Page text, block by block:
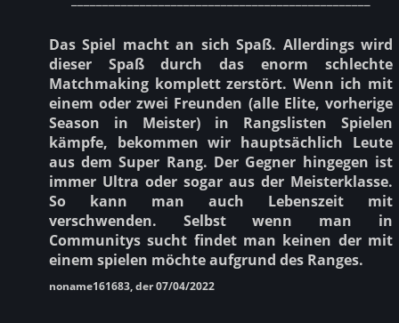
Das Spiel macht an sich Spaß. Allerdings wird
dieser Spaß durch das enorm schlechte
Matchmaking komplett zerstört. Wenn ich mit
einem oder zwei Freunden (alle Elite, vorherige
Season in Meister) in Rangslisten Spielen
kämpfe, bekommen wir hauptsächlich Leute
aus dem Super Rang. Der Gegner hingegen ist
immer Ultra oder sogar aus der Meisterklasse.
So kann man auch Lebenszeit mit
verschwenden. Selbst wenn man in
Communitys sucht findet man keinen der mit
einem spielen möchte aufgrund des Ranges.
noname161683, der 07/04/2022